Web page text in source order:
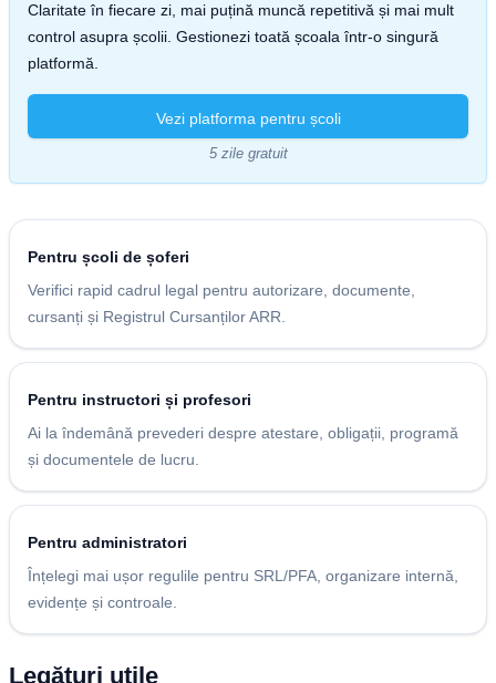
Claritate în fiecare zi, mai puțină muncă repetitivă și mai mult
control asupra școlii. Gestionezi toată școala într-o singură
platformă.
Vezi platforma pentru școli
5 zile gratuit
Pentru școli de șoferi
Verifici rapid cadrul legal pentru autorizare, documente,
cursanți și Registrul Cursanților ARR.
Pentru instructori și profesori
Ai la îndemână prevederi despre atestare, obligații, programă
și documentele de lucru.
Pentru administratori
Înțelegi mai ușor regulile pentru SRL/PFA, organizare internă,
evidențe și controale.
Legături utile